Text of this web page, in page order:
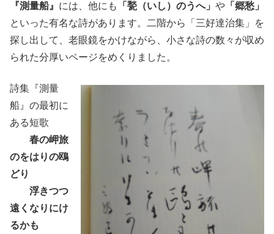
『測量船』 には、他にも 「甃（いし）のうへ」 や 「郷愁」
といった有名な詩があります。二階から「三好達治集」を
探し出して、老眼鏡をかけながら、小さな詩の数々が収め
られた分厚いページをめくりました。
詩集『測量
船』の最初に
ある短歌
春の岬旅
のをはりの鴎
どり
浮きつつ
遠くなりにけ
るかも